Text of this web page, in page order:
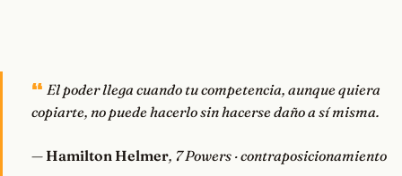
El poder llega cuando tu competencia, aunque quiera
copiarte, no puede hacerlo sin hacerse daño a sí misma.
— Hamilton Helmer, 7 Powers · contraposicionamiento